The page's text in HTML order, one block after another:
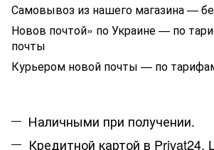
Самовывоз из нашего магазина —
Новов почтой» по Украине — по
почты
Курьером новой почты — по
Наличными при получении.
Кредитной картой в Privat24,